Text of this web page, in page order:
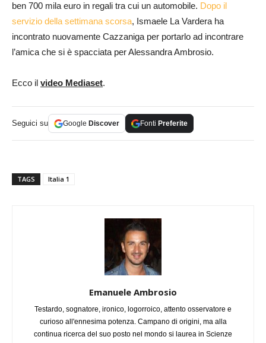
ben 700 mila euro in regali tra cui un automobile. Dopo il
servizio della settimana scorsa, Ismaele La Vardera ha
incontrato nuovamente Cazzaniga per portarlo ad incontrare
l’amica che si è spacciata per Alessandra Ambrosio.
Ecco il video Mediaset.
Seguici su Google Discover Fonti Preferite
TAGS Italia 1
Emanuele Ambrosio
Testardo, sognatore, ironico, logorroico, attento osservatore e
curioso all'ennesima potenza. Campano di origini, ma alla
continua ricerca del suo posto nel mondo si laurea in Scienze